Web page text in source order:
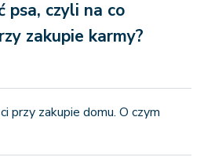
psa, czyli na co
zakupie karmy?
przy zakupie domu. O czym